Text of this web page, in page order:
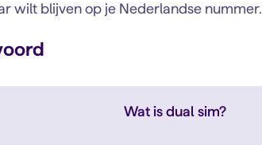
wilt blijven op je Nederlandse nummer.
Wat is dual sim?